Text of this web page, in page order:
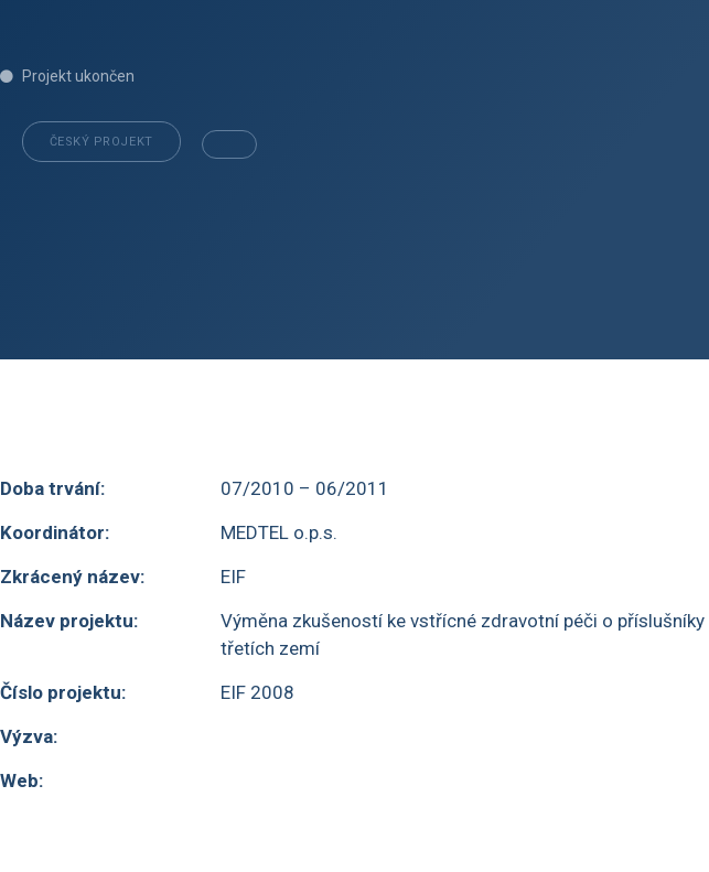
Projekt ukončen
ČESKÝ PROJEKT
Doba trvání:
07/2010 – 06/2011
Koordinátor:
MEDTEL o.p.s.
Zkrácený název:
EIF
Název projektu:
Výměna zkušeností ke vstřícné zdravotní péči o příslušníky
třetích zemí
Číslo projektu:
EIF 2008
Výzva:
Web: